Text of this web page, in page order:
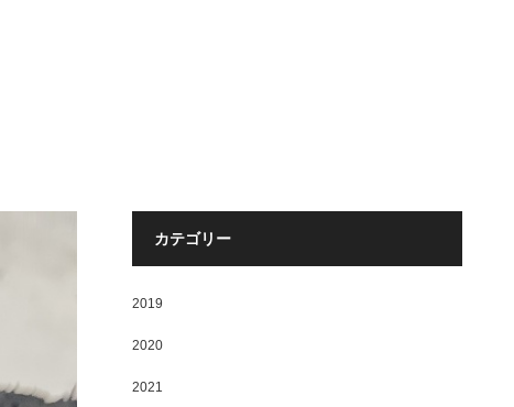
カテゴリー
2019
2020
2021